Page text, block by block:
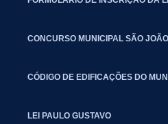
CONCURSO MUNICIPAL SÃO
CÓDIGO DE EDIFICAÇÕES DO
LEI PAULO GUSTAVO